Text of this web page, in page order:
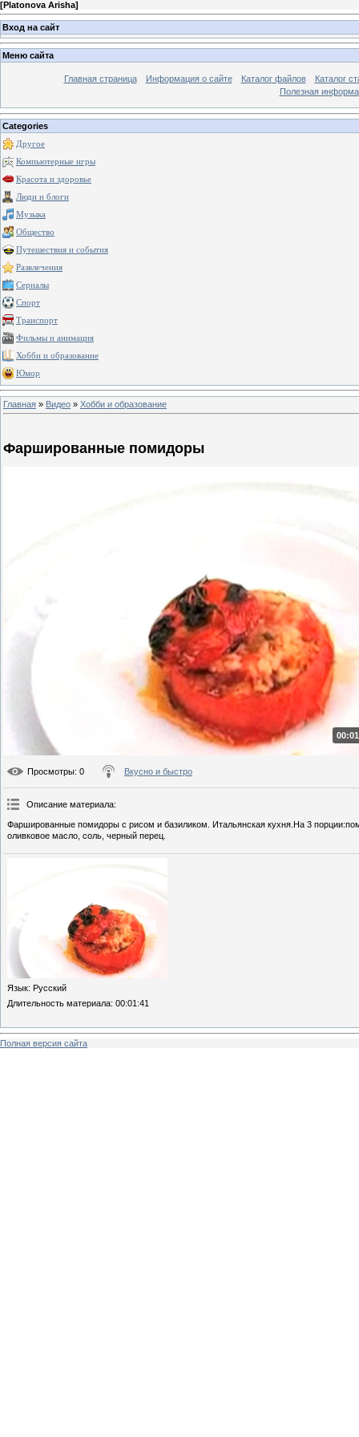
[Platonova Arisha]
Вход на сайт
Меню сайта
Главная страница Информация о сайте Каталог файлов
Каталог
Полезная
Categories
Другое
Компьютерные игры
Красота и здоровье
Люди и блоги
Музыка
Общество
Путешествия и события
Развлечения
Сериалы
Спорт
Транспорт
Фильмы и анимация
Хобби и образование
Юмор
Главная » Видео » Хобби и образование
Фаршированные помидоры
Просмотры: 0 Вкусно и быстро
Описание материала:
Фаршированные помидоры с рисом и базиликом. Итальянская кухня.На 3
оливковое масло, соль, черный перец.
Язык: Русский
Длительность материала: 00:01:41
Полная версия сайта